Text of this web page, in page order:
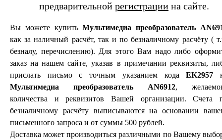
предварительной регистрации на сайте.
Вы можете купитьМультимедиа преобразователь
как за наличный расчёт, так и по безналичному расчёту (
безналу, перечислению). Для этого Вам надо либо
заказ на нашем сайте, указав в примечании реквизиты,
прислать письмо с точным указанием кодаEK2957
Мультимедиа преобразователь AN6912,
количества и реквизитов Вашей организации. Счета
безналичному расчёту выписываются на основании
письменного запроса и от суммы 500 рублей.
Доставка может производиться различными по Вашему